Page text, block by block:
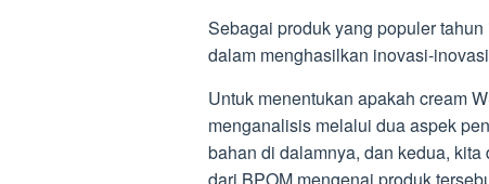
Sebagai produk yang populer
dalam menghasilkan inovasi-
Untuk menentukan apakah cream
menganalisis melalui dua aspek
bahan di dalamnya, dan kedua,